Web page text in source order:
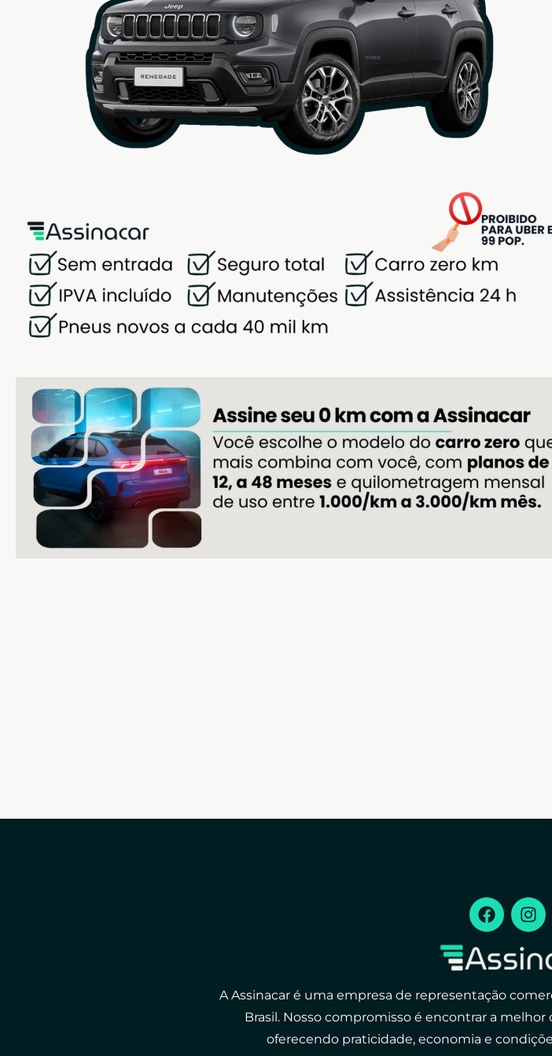
A Assinacar é uma empresa de representação
Brasil. Nosso compromisso é encontrar a
oferecendo praticidade, economia e